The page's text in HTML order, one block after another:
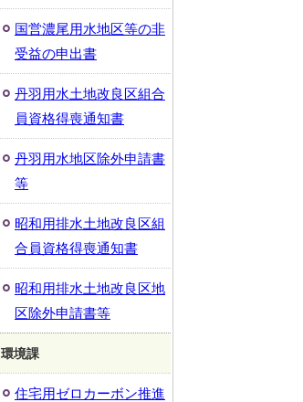
国営濃尾用水地区等の非
受益の申出書
丹羽用水土地改良区組合
員資格得喪通知書
丹羽用水地区除外申請書
等
昭和用排水土地改良区組
合員資格得喪通知書
昭和用排水土地改良区地
区除外申請書等
環境課
住宅用ゼロカーボン推進